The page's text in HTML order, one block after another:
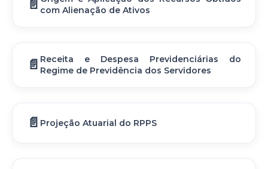
com Alienação de Ativos
Receita e Despesa Previdenciárias do
Regime de Previdência dos Servidores
Projeção Atuarial do RPPS